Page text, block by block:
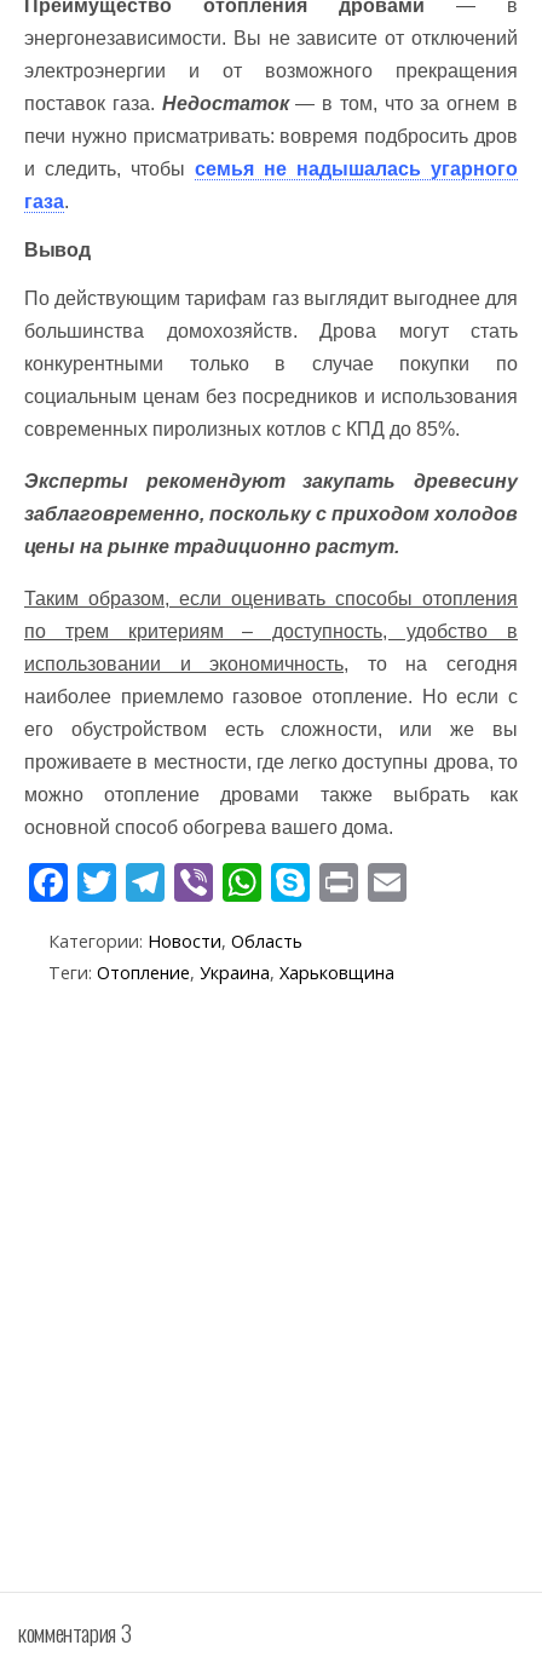
Преимущество отопления дровами — в
энергонезависимости. Вы не зависите от отключений
электроэнергии и от возможного прекращения
поставок газа. Недостаток— в том, что за огнем в
печи нужно присматривать: вовремя подбросить дров
и следить, чтобы семья не надышалась угарного
газа.
Вывод
По действующим тарифам газ выглядит выгоднее для
большинства домохозяйств. Дрова могут стать
конкурентными только в случае покупки по
социальным ценам без посредников и использования
современных пиролизных котлов с КПД до 85%.
Эксперты рекомендуют закупать древесину
заблаговременно, поскольку с приходом холодов
цены на рынке традиционно растут.
Таким образом, если оценивать способы отопления
по трем критериям – доступность, удобство в
использовании и экономичность, то на сегодня
наиболее приемлемо газовое отопление. Но если с
его обустройством есть сложности, или же вы
проживаете в местности, где легко доступны дрова, то
можно отопление дровами также выбрать как
основной способ обогрева вашего дома.
F
e
T
itt
T
e
gr
Vi
er
W
at
s
S
y
Pr
t
Категории: Новости, Область
Теги: Отопление, Украина, Харьковщина
комментария 3